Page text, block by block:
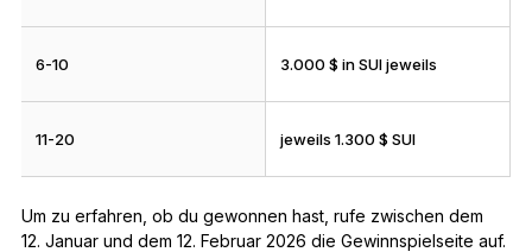
6-10 3.000 $ in SUI jeweils
11-20 jeweils 1.300 $ SUI
Um zu erfahren, ob du gewonnen hast, rufe zwischen dem
12. Januar und dem 12. Februar 2026 die Gewinnspielseite auf.